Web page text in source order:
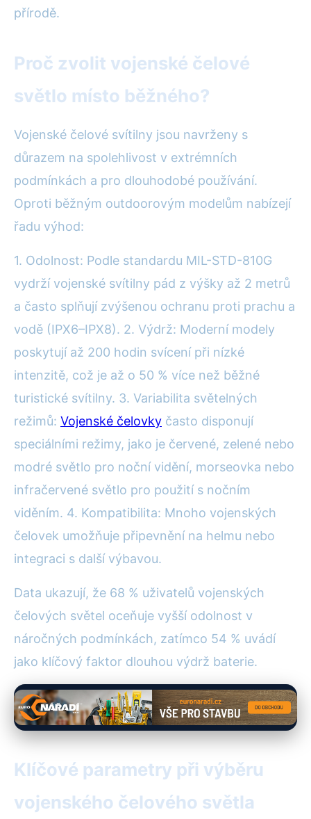
přírodě.
Proč zvolit vojenské čelové
světlo místo běžného?
Vojenské čelové svítilny jsou navrženy s
důrazem na spolehlivost v extrémních
podmínkách a pro dlouhodobé používání.
Oproti běžným outdoorovým modelům nabízejí
řadu výhod:
1. Odolnost: Podle standardu MIL-STD-810G
vydrží vojenské svítilny pád z výšky až 2 metrů
a často splňují zvýšenou ochranu proti prachu a
vodě (IPX6–IPX8). 2. Výdrž: Moderní modely
poskytují až 200 hodin svícení při nízké
intenzitě, což je až o 50 % více než běžné
turistické svítilny. 3. Variabilita světelných
režimů: Vojenské čelovky často disponují
speciálními režimy, jako je červené, zelené nebo
modré světlo pro noční vidění, morseovka nebo
infračervené světlo pro použití s nočním
viděním. 4. Kompatibilita: Mnoho vojenských
čelovek umožňuje připevnění na helmu nebo
integraci s další výbavou.
Data ukazují, že 68 % uživatelů vojenských
čelových světel oceňuje vyšší odolnost v
náročných podmínkách, zatímco 54 % uvádí
jako klíčový faktor dlouhou výdrž baterie.
Klíčové parametry při výběru
vojenského čelového světla